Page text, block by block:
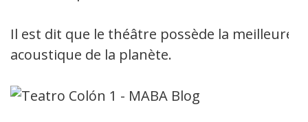
Il est dit que le théâtre possède la meilleure
acoustique de la planète.